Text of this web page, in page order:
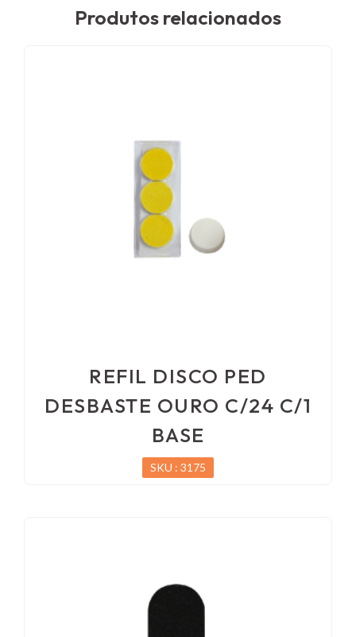
Produtos relacionados
REFIL DISCO PED
DESBASTE OURO C/24 C/1
BASE
SKU : 3175